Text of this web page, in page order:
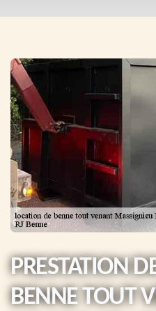
PRESTATION
BENNE TOUT